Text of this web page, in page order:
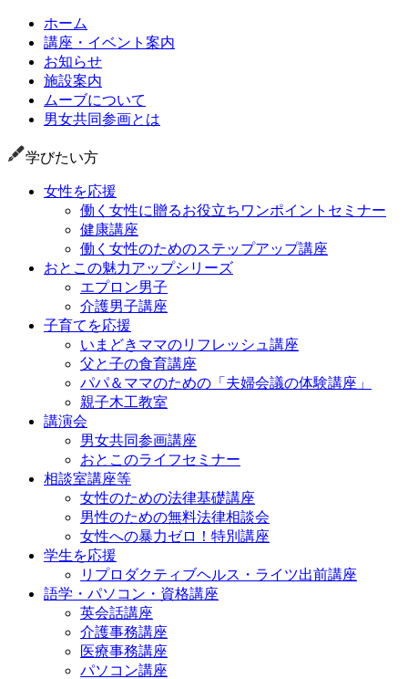
ホーム
講座・イベント案内
お知らせ
施設案内
ムーブについて
男女共同参画とは
学びたい方
女性を応援
働く女性に贈るお役立ちワンポイントセミナー
健康講座
働く女性のためのステップアップ講座
おとこの魅力アップシリーズ
エプロン男子
介護男子講座
子育てを応援
いまどきママのリフレッシュ講座
父と子の食育講座
パパ＆ママのための「夫婦会議の体験講座」
親子木工教室
講演会
男女共同参画講座
おとこのライフセミナー
相談室講座等
女性のための法律基礎講座
男性のための無料法律相談会
女性への暴力ゼロ！特別講座
学生を応援
リプロダクティブヘルス・ライツ出前講座
語学・パソコン・資格講座
英会話講座
介護事務講座
医療事務講座
パソコン講座